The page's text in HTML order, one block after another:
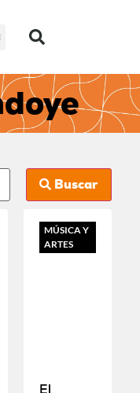
Buscar
MÚSICA Y
ARTES
El